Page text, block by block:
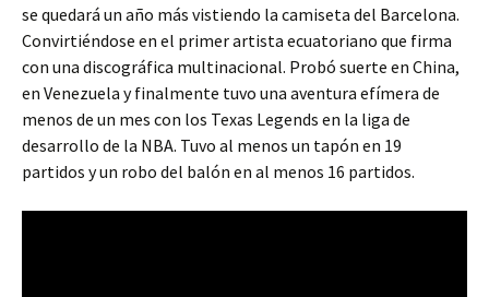
se quedará un año más vistiendo la camiseta del Barcelona.
Convirtiéndose en el primer artista ecuatoriano que firma
con una discográfica multinacional. Probó suerte en China,
en Venezuela y finalmente tuvo una aventura efímera de
menos de un mes con los Texas Legends en la liga de
desarrollo de la NBA. Tuvo al menos un tapón en 19
partidos y un robo del balón en al menos 16 partidos.